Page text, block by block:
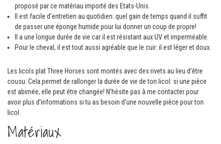
proposé par ce matériau importé des Etats-Unis.
Il est facile d’entretien au quotidien: quel gain de temps quand il suffit
de passer une éponge humide pour lui donner un coup de propre!
Il a une longue durée de vie car il est résistant aux UV et imperméable.
Pour le cheval, il est tout aussi agréable que le cuir: il est léger et doux.
Les licols plat Three Horses sont montés avec des rivets au lieu d’être
cousu. Cela permet de rallonger la durée de vie de ton licol: si une pièce
est abimée, elle peut être changée! N’hésite pas à me contacter pour
avoir plus d’informations si tu as besoin d’une nouvelle pièce pour ton
licol.
Matériaux